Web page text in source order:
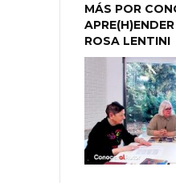
MÁS POR
ROSA LENTINI